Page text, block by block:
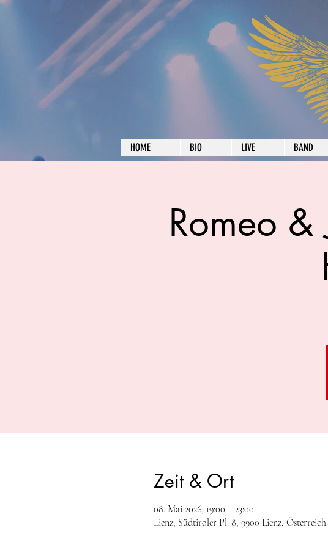
HOME BIO LIVE BAND
Romeo &
Zeit & Ort
08. Mai 2026, 19:00 – 23:00
Lienz, Südtiroler Pl. 8, 9900 Lienz, Österreich